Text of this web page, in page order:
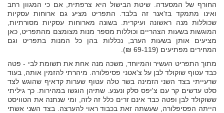
החורף של המסעדה. שיטת הבישול היא צרפתית, אם כי המגוון רחב
ואינו מתמקד בז'אנר זה בלבד. התפריט מציע גם ארוחות עסקיות
שכוללות מנה ראשונה ועיקרית. בשונה מארוחות עסקיות מסורתיות,
המוגשות בשעות הצהריים וכוללות מספר מנות מצומצם מהתפריט, כאן
מציעים אותן בשעות הערב, נכללות בהן כל המנות בתפריט וגם
המחירים מפתיעים (69-119 ₪).
מתוך התפריט העשיר והמיוחד, משכה מנה אחת את תשומת לבי - פטה
כבד עטוף שוקולד לבן על צ'אטני פסיפלורה. מיהרתי להזמין אותה, בעוד
שרעייתי בצד השני הזמינה בשר טלה עטוף שערות קדאיף שהוגש לצד
סלט עדשים קר עם צ'יפס סלק ונענע. שתיהן הוגשו במהירות. כך גיליתי
ששוקולד לבן ופטה כבד אינם זרים כלל זה לזה, ומי שנתנה את הטוויסט
הייתה הפסיפלורה, שעשתה זאת בכבוד ראוי להערצה. בצד השני אשתי